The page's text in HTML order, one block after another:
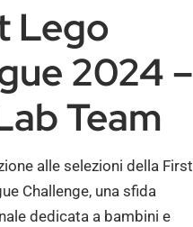
Lego
2024 –
Team
alle selezioni della First
Challenge, una sfida
dedicata a bambini e